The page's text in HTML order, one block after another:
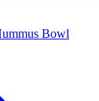
Bowl